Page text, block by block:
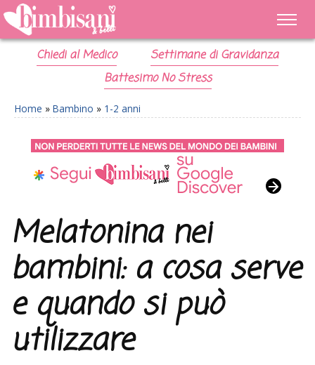
Chiedi al Medico
Settimane di Gravidanza
Battesimo No Stress
Home » Bambino » 1-2 anni
Melatonina nei
bambini: a cosa serve
e quando si può
utilizzare